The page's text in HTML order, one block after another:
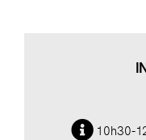
10h30-